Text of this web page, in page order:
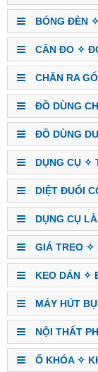
BÓNG ĐÈN
CÂN ĐO ✧
CHĂN RA
ĐỒ DÙNG
ĐỒ DÙNG
DỤNG CỤ ✧
DIỆT ĐUỔI
DỤNG CỤ
GIÁ TREO ✧
KEO DÁN ✧
MÁY HÚT
NỘI THẤT
Ổ KHÓA ✧